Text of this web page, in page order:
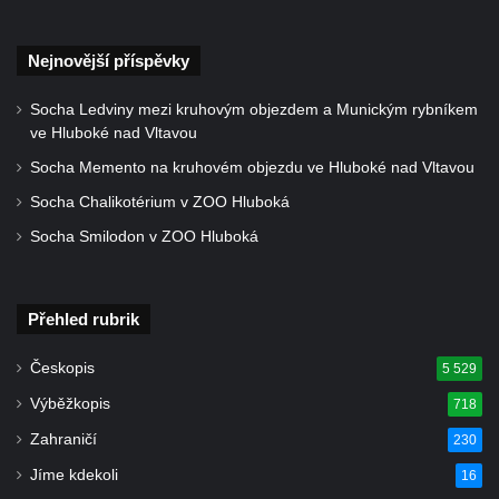
Mirošovicích
Socha býka před areálem firmy 2JCP v
Račicích
Povodňový sloup II. v Dobříni
Povodňový sloup I. v Dobříni
Pamětní kámen vodního díla Josefův Důl
Lavička Václava Havla v Pardubicích
Lavička Václava Havla v Novém Boru
Lavička Václava Havla v Krásné Lípě
Upoutávka JduHřebenovkou u parkoviště
Nejnovější příspěvky
Socha Ledviny mezi kruhovým objezdem a Munickým rybníkem
ve Hluboké nad Vltavou
Socha Memento na kruhovém objezdu ve Hluboké nad Vltavou
Socha Chalikotérium v ZOO Hluboká
Socha Smilodon v ZOO Hluboká
Přehled rubrik
Českopis 5 529
Výběžkopis 718
Zahraničí 230
Jíme kdekoli 16